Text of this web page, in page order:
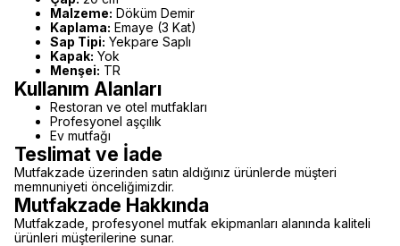
Malzeme: Döküm Demir
Kaplama: Emaye (3 Kat)
Sap Tipi: Yekpare Saplı
Kapak: Yok
Menşei: TR
Kullanım Alanları
Restoran ve otel mutfakları
Profesyonel aşçılık
Ev mutfağı
Teslimat ve İade
Mutfakzade üzerinden satın aldığınız ürünlerde müşteri
memnuniyeti önceliğimizdir.
Mutfakzade Hakkında
Mutfakzade, profesyonel mutfak ekipmanları alanında kaliteli
ürünleri müşterilerine sunar.